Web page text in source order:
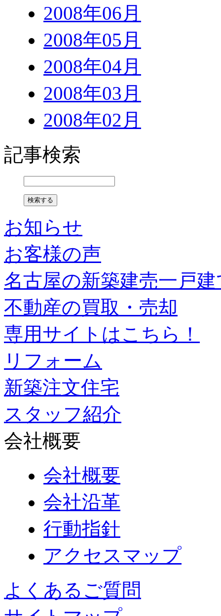
2008年06月
2008年05月
2008年04月
2008年03月
2008年02月
記事検索
お知らせ
お客様の声
名古屋の新築建売一戸
不動産の買取・売却
専用サイトはこちら！
リフォーム
新築注文住宅
スタッフ紹介
会社概要
会社概要
会社沿革
行動指針
アクセスマップ
よくあるご質問